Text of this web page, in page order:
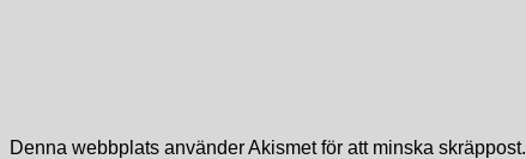
Denna webbplats använder Akismet för att minska skräppost.